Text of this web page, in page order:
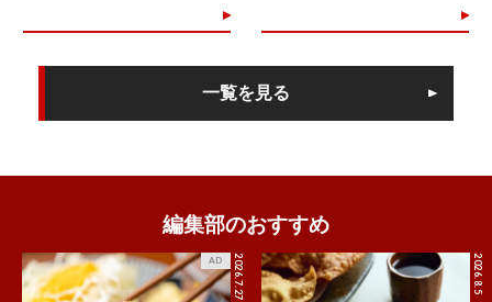
一覧を見る
編集部のおすすめ
2026.7.27
AD 2026.8.5